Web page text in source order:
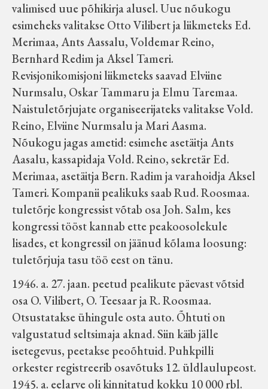
valimised uue põhikirja alusel. Uue nõukogu
esimeheks valitakse Otto Vilibert ja liikmeteks Ed.
Merimaa, Ants Aassalu, Voldemar Reino,
Bernhard Redim ja Aksel Tameri.
Revisjonikomisjoni liikmeteks saavad Elviine
Nurmsalu, Oskar Tammaru ja Elmu Taremaa.
Naistuletõrjujate organiseerijateks valitakse Vold.
Reino, Elviine Nurmsalu ja Mari Aasma.
Nõukogu jagas ametid: esimehe asetäitja Ants
Aasalu, kassapidaja Vold. Reino, sekretär Ed.
Merimaa, asetäitja Bern. Radim ja varahoidja Aksel
Tameri. Kompanii pealikuks saab Rud. Roosmaa.
tuletõrje kongressist võtab osa Joh. Salm, kes
kongressi tööst kannab ette peakoosolekule
lisades, et kongressil on jäänud kõlama loosung:
tuletõrjuja tasu töö eest on tänu.
1946. a. 27. jaan. peetud pealikute päevast võtsid
osa O. Vilibert, O. Teesaar ja R. Roosmaa.
Otsustatakse ühingule osta auto. Õhtuti on
valgustatud seltsimaja aknad. Siin käib jälle
isetegevus, peetakse peoõhtuid. Puhkpilli
orkester registreerib osavõtuks 12. üldlaulupeost.
1945. a. eelarve oli kinnitatud kokku 10 000 rbl.